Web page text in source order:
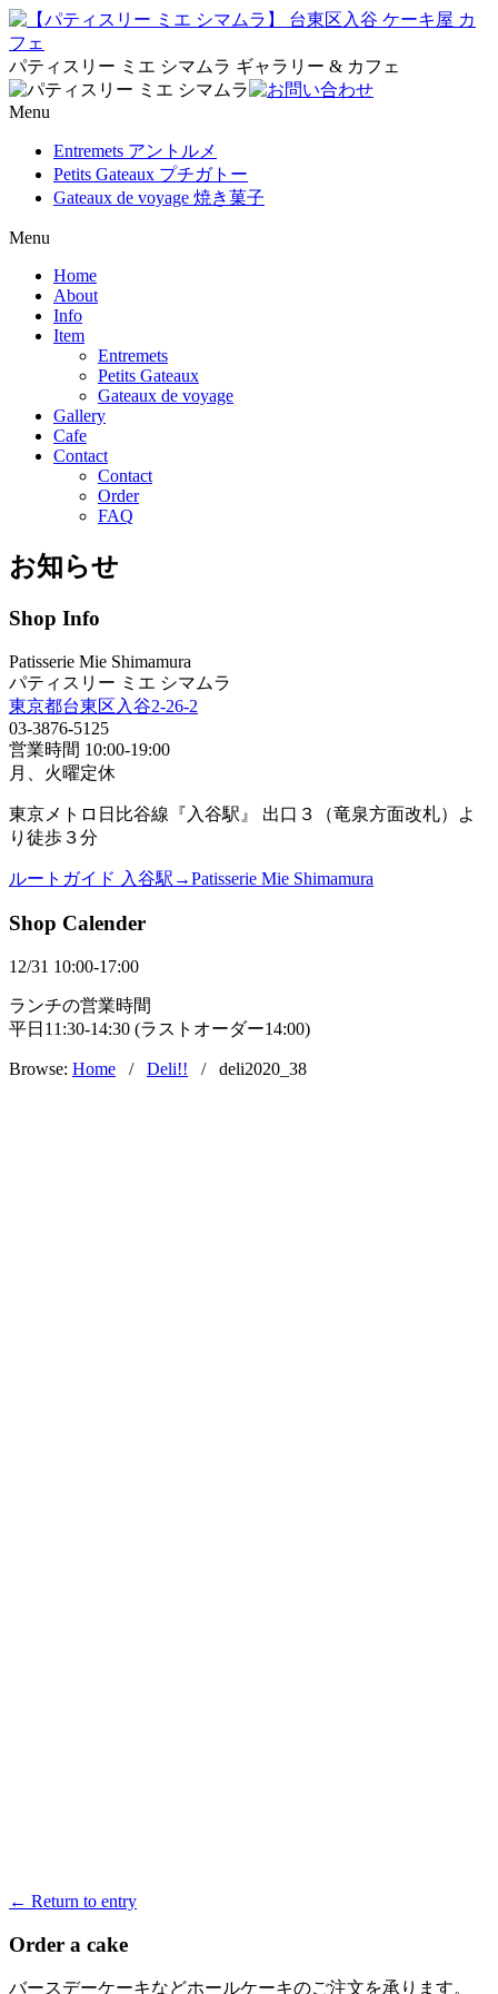
パティスリー ミエ シマムラ ギャラリー & カフェ
Menu
Entremets アントルメ
Petits Gateaux プチガトー
Gateaux de voyage 焼き菓子
Menu
Home
About
Info
Item
Entremets
Petits Gateaux
Gateaux de voyage
Gallery
Cafe
Contact
Contact
Order
FAQ
お知らせ
Shop Info
Patisserie Mie Shimamura
パティスリー ミエ シマムラ
東京都台東区入谷2-26-2
03-3876-5125
営業時間 10:00-19:00
月、火曜定休
東京メトロ日比谷線『入谷駅』 出口３（竜泉方面改札）よ
り徒歩３分
ルートガイド 入谷駅→Patisserie Mie Shimamura
Shop Calender
12/31 10:00-17:00
ランチの営業時間
平日11:30-14:30 (ラストオーダー14:00)
Browse: Home / Deli!! / deli2020_38
← Return to entry
Order a cake
バースデーケーキなどホールケーキのご注文を承ります。